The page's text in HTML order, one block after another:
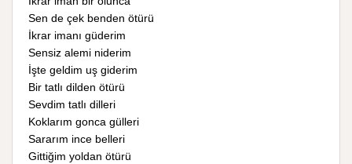
Sen de çek benden ötürü
İkrar imanı güderim
Sensiz alemi niderim
İşte geldim uş giderim
Bir tatlı dilden ötürü
Sevdim tatlı dilleri
Koklarım gonca gülleri
Sararım ince belleri
Gittiğim yoldan ötürü